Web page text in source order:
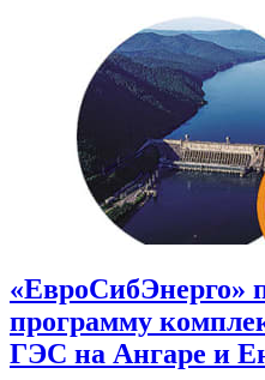
«ЕвроСибЭнерго»
программу
ГЭС на Ангаре и